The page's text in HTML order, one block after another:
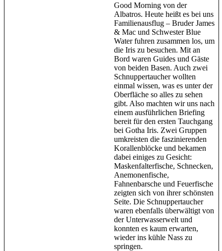
Good Morning von der
Albatros. Heute heißt es bei uns
Familienausflug – Bruder James
& Mac und Schwester Blue
Water fuhren zusammen los, um
die Iris zu besuchen. Mit an
Bord waren Guides und Gäste
von beiden Basen. Auch zwei
Schnuppertaucher wollten
einmal wissen, was es unter der
Oberfläche so alles zu sehen
gibt. Also machten wir uns nach
einem ausführlichen Briefing
bereit für den ersten Tauchgang
bei Gotha Iris. Zwei Gruppen
umkreisten die faszinierenden
Korallenblöcke und bekamen
dabei einiges zu Gesicht:
Maskenfalterfische, Schnecken,
Anemonenfische,
Fahnenbarsche und Feuerfische
zeigten sich von ihrer schönsten
Seite. Die Schnuppertaucher
waren ebenfalls überwältigt von
der Unterwasserwelt und
konnten es kaum erwarten,
wieder ins kühle Nass zu
springen.